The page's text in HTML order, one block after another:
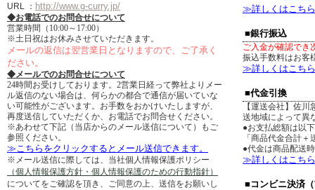
URL ： http://www.g-curry.jp/
◆お電話でのお問合せについて
営業時間（10:00～17:00）
※土日祝はお休みさせていただきます。
メールの返信は翌営業日となりますので、ご了承く
ださい。
◆メールでのお問合せについて
24時間お受けしております。2営業日経って弊社よりメー
ル返信のない場合は、何らかの都合で通信が届いていな
い可能性がございます。お手数をおかけいたしますが、
再度送信していただくか、お電話でお問合せください。
※あわせて下記（当店からのメール送信について）もご
参照ください。
≫こちらをクリックするとメール送信できます。
※メール送信に際しては、当社個人情報保護ポリシー
（個人情報保護方針・個人情報保護のための行動指針）
についてをご確認を頂き、ご同意の上、送信をお願いし
≫詳しくはこち
■銀行振込
ご入金が確認でき
振込手数料はお客
≫詳しくはこち
■代金引換
【運送会社】佐
送地域によって異
●お支払総額は以
「商品代金合計
●代金は商品配送
≫詳しくはこち
■コンビニ決済